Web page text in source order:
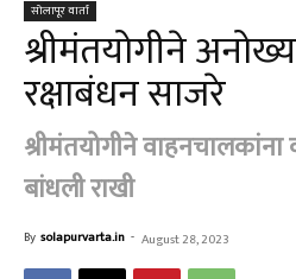
सोलापूर वार्ता
श्रीमंतयोगीने
रक्षाबंधन साजरे
श्रीमंतयोगीने
बांधली राखी
By solapurvarta.in - August 28, 2023